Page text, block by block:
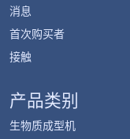
消息
首次购买者
接触
产品类别
生物质成型机